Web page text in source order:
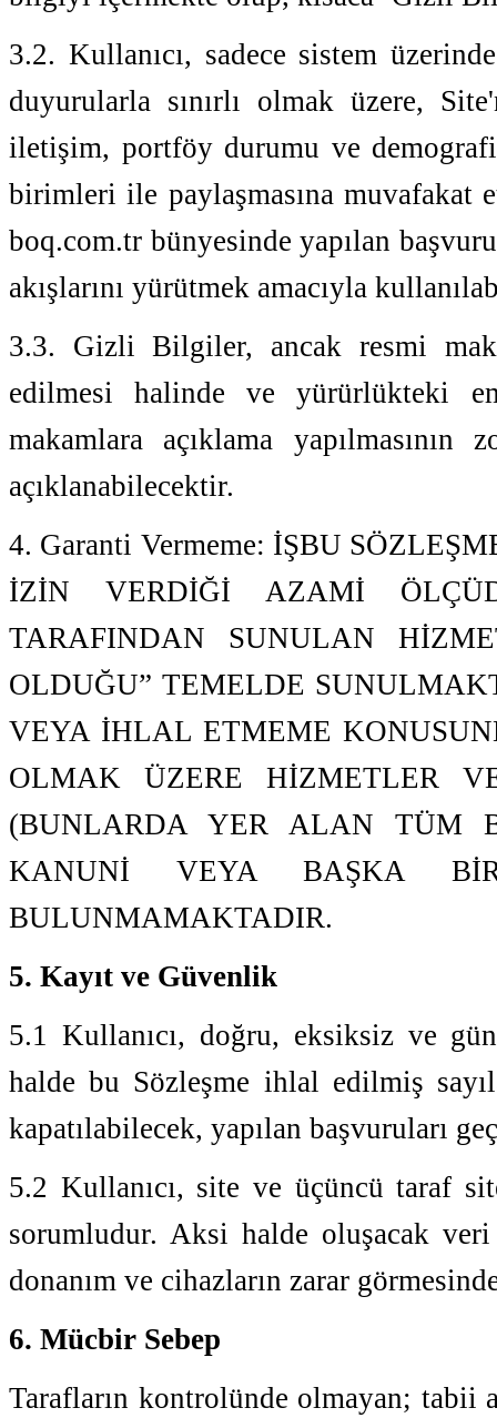
3.2. Kullanıcı, sadece sistem
duyurularla sınırlı olmak üzere,
iletişim, portföy durumu ve
birimleri ile paylaşmasına
boq.com.tr bünyesinde yapılan
akışlarını yürütmek amacıyla
3.3. Gizli Bilgiler, ancak resmi
edilmesi halinde ve yürürlükteki
makamlara açıklama
açıklanabilecektir.
4. Garanti Vermeme: İŞBU
İZİN VERDİĞİ AZAMİ
TARAFINDAN SUNULAN
OLDUĞU” TEMELDE
VEYA İHLAL ETMEME
OLMAK ÜZERE HİZMETLER
(BUNLARDA YER ALAN TÜM
KANUNİ VEYA BAŞKA
BULUNMAMAKTADIR.
5. Kayıt ve Güvenlik
5.1 Kullanıcı, doğru, eksiksiz ve
halde bu Sözleşme ihlal edilmiş
kapatılabilecek, yapılan başvuruları
5.2 Kullanıcı, site ve üçüncü taraf
sorumludur. Aksi halde oluşacak
donanım ve cihazların zarar
6. Mücbir Sebep
Tarafların kontrolünde olmayan; tabii